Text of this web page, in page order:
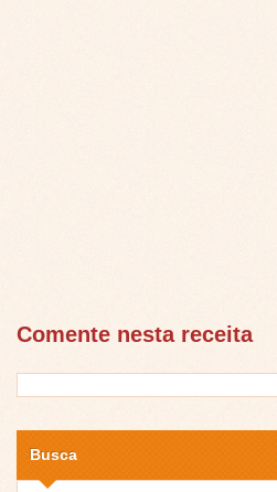
Comente nesta receita
Busca